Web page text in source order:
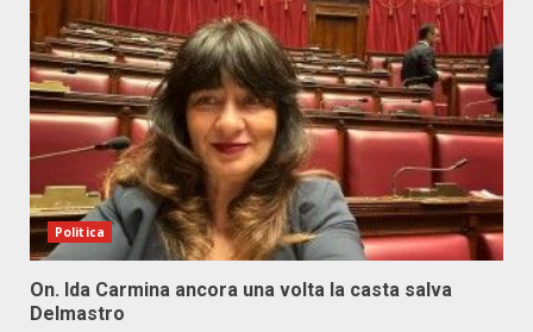
Politica
On. Ida Carmina ancora una volta la casta salva
Delmastro